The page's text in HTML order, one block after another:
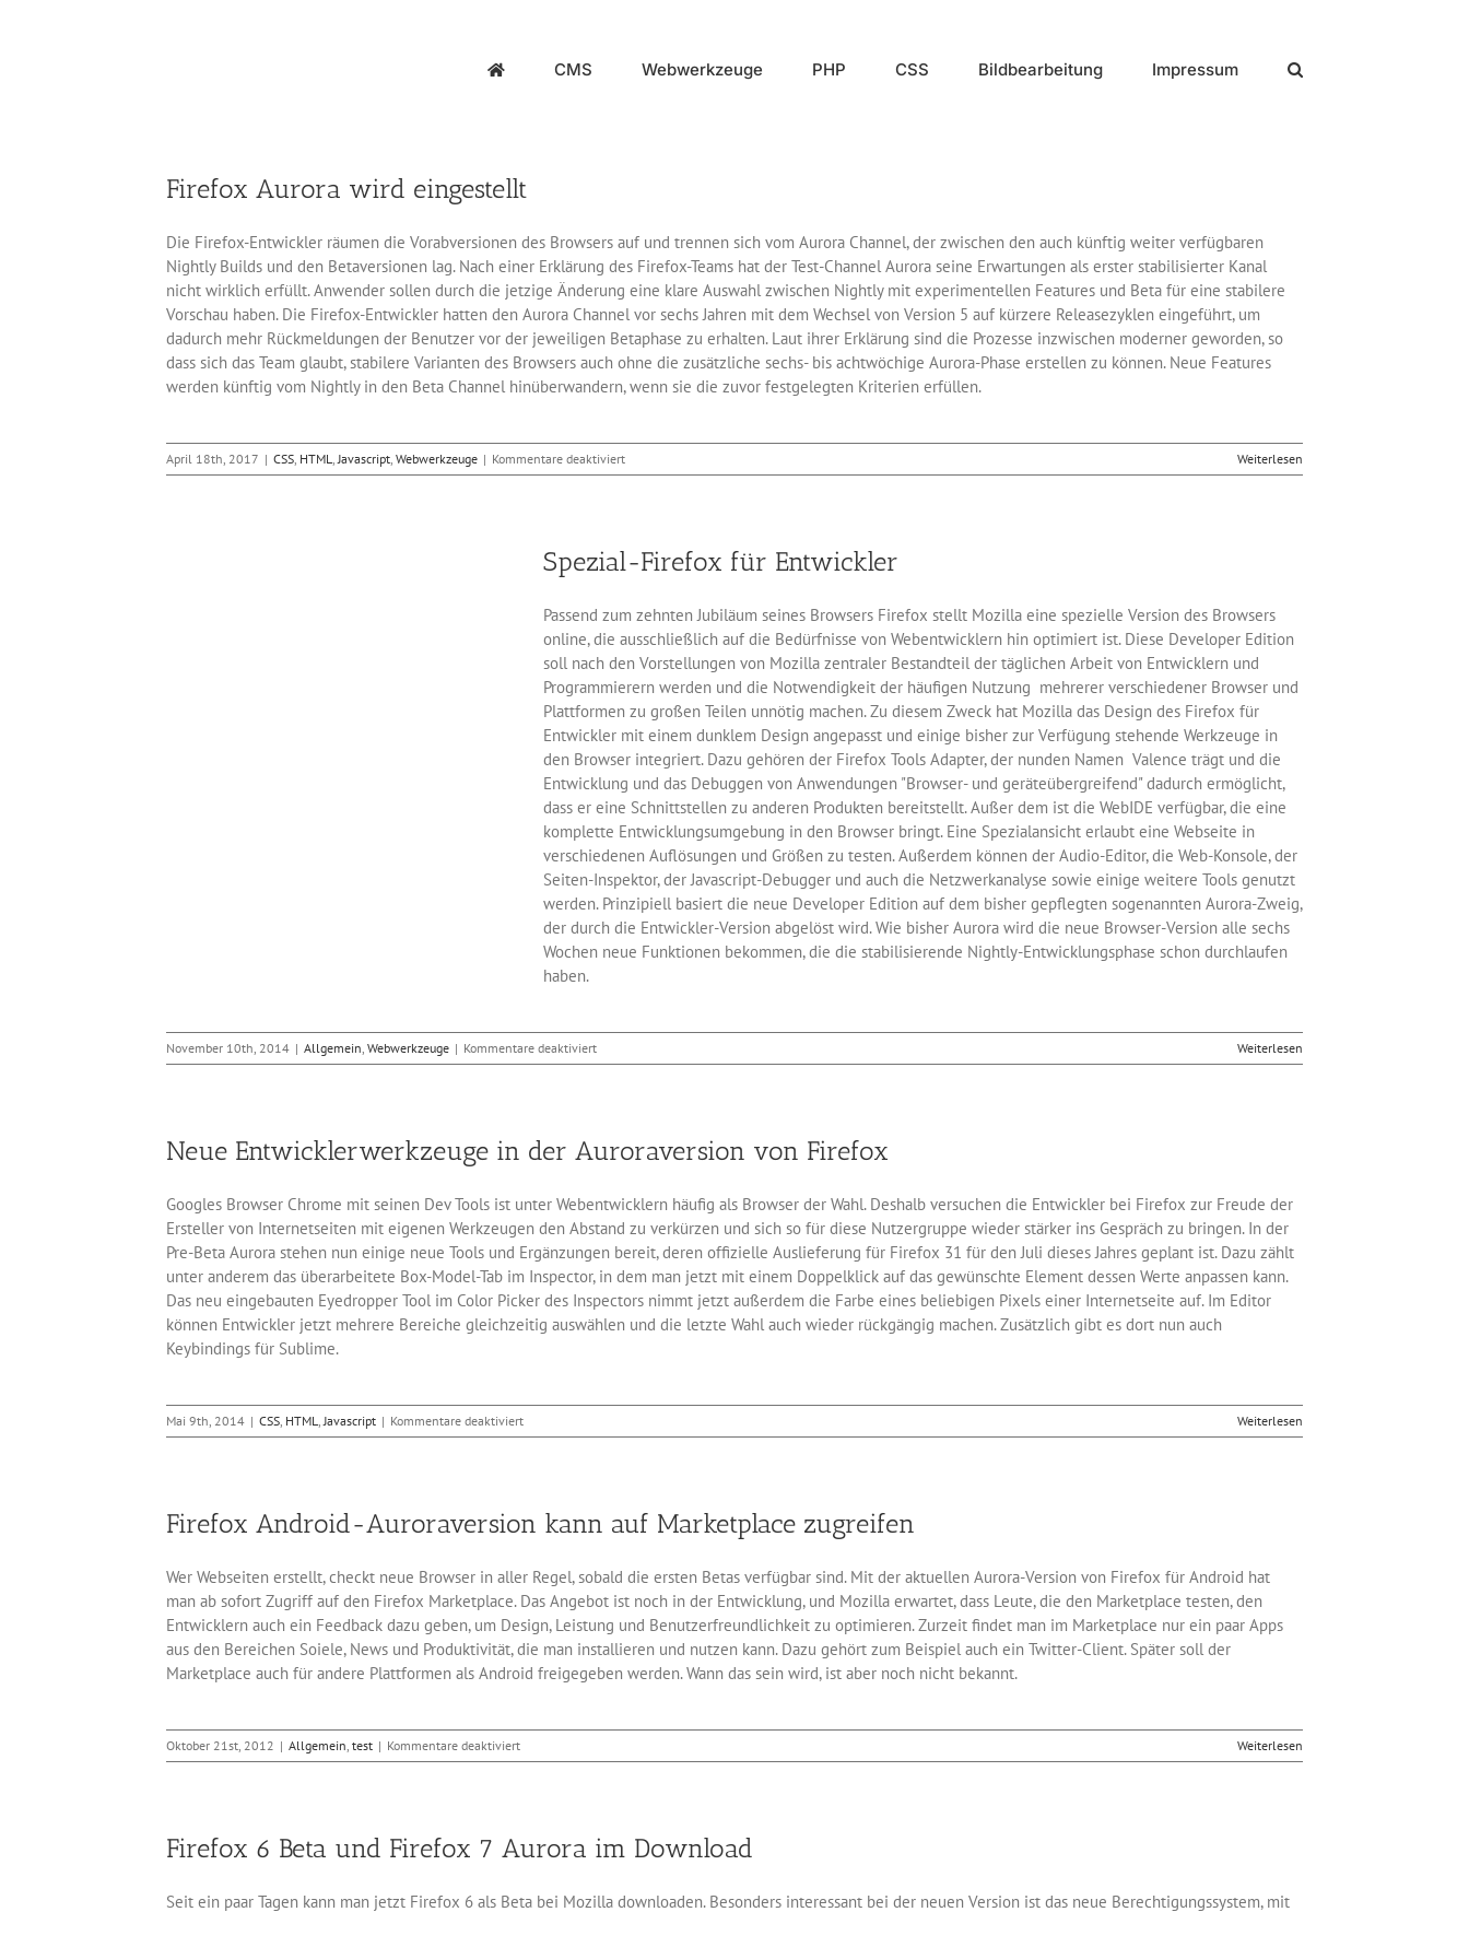
CMS Webwerkzeuge PHP CSS Bildbearbeitung Impressum
Firefox Aurora wird eingestellt
Die Firefox-Entwickler räumen die Vorabversionen des Browsers auf und trennen sich vom Aurora Channel, der zwischen den auch künftig weiter verfügbaren
Nightly Builds und den Betaversionen lag. Nach einer Erklärung des Firefox-Teams hat der Test-Channel Aurora seine Erwartungen als erster stabilisierter Kanal
nicht wirklich erfüllt. Anwender sollen durch die jetzige Änderung eine klare Auswahl zwischen Nightly mit experimentellen Features und Beta für eine stabilere
Vorschau haben. Die Firefox-Entwickler hatten den Aurora Channel vor sechs Jahren mit dem Wechsel von Version 5 auf kürzere Releasezyklen eingeführt, um
dadurch mehr Rückmeldungen der Benutzer vor der jeweiligen Betaphase zu erhalten. Laut ihrer Erklärung sind die Prozesse inzwischen moderner geworden, so
dass sich das Team glaubt, stabilere Varianten des Browsers auch ohne die zusätzliche sechs- bis achtwöchige Aurora-Phase erstellen zu können. Neue Features
werden künftig vom Nightly in den Beta Channel hinüberwandern, wenn sie die zuvor festgelegten Kriterien erfüllen.
April 18th, 2017 | CSS, HTML,Javascript, Webwerkzeuge | Kommentare deaktiviertfür
Firefox
Weiterlesen
Spezial-Firefox für Entwickler
Passend zum zehnten Jubiläum seines Browsers Firefox stellt Mozilla eine spezielle Version des Browsers
online, die ausschließlich auf die Bedürfnisse von Webentwicklern hin optimiert ist. Diese Developer Edition
soll nach den Vorstellungen von Mozilla zentraler Bestandteil der täglichen Arbeit von Entwicklern und
Programmierern werden und die Notwendigkeit der häufigen Nutzung mehrerer verschiedener Browser und
Plattformen zu großen Teilen unnötig machen. Zu diesem Zweck hat Mozilla das Design des Firefox für
Entwickler mit einem dunklem Design angepasst und einige bisher zur Verfügung stehende Werkzeuge in
den Browser integriert. Dazu gehören der Firefox Tools Adapter, der nunden Namen Valence trägt und die
Entwicklung und das Debuggen von Anwendungen "Browser- und geräteübergreifend" dadurch ermöglicht,
dass er eine Schnittstellen zu anderen Produkten bereitstellt. Außer dem ist die WebIDE verfügbar, die eine
komplette Entwicklungsumgebung in den Browser bringt. Eine Spezialansicht erlaubt eine Webseite in
verschiedenen Auflösungen und Größen zu testen. Außerdem können der Audio-Editor, die Web-Konsole, der
Seiten-Inspektor, der Javascript-Debugger und auch die Netzwerkanalyse sowie einige weitere Tools genutzt
werden. Prinzipiell basiert die neue Developer Edition auf dem bisher gepflegten sogenannten Aurora-Zweig,
der durch die Entwickler-Version abgelöst wird. Wie bisher Aurora wird die neue Browser-Version alle sechs
Wochen neue Funktionen bekommen, die die stabilisierende Nightly-Entwicklungsphase schon durchlaufen
haben.
November 10th, 2014 | Allgemein, Webwerkzeuge | Kommentare deaktiviertfür
Spezial-
Weiterlesen
Neue Entwicklerwerkzeuge in der Auroraversion von Firefox
Googles Browser Chrome mit seinen Dev Tools ist unter Webentwicklern häufig als Browser der Wahl. Deshalb versuchen die Entwickler bei Firefox zur Freude der
Ersteller von Internetseiten mit eigenen Werkzeugen den Abstand zu verkürzen und sich so für diese Nutzergruppe wieder stärker ins Gespräch zu bringen. In der
Pre-Beta Aurora stehen nun einige neue Tools und Ergänzungen bereit, deren offizielle Auslieferung für Firefox 31 für den Juli dieses Jahres geplant ist. Dazu zählt
unter anderem das überarbeitete Box-Model-Tab im Inspector, in dem man jetzt mit einem Doppelklick auf das gewünschte Element dessen Werte anpassen kann.
Das neu eingebauten Eyedropper Tool im Color Picker des Inspectors nimmt jetzt außerdem die Farbe eines beliebigen Pixels einer Internetseite auf. Im Editor
können Entwickler jetzt mehrere Bereiche gleichzeitig auswählen und die letzte Wahl auch wieder rückgängig machen. Zusätzlich gibt es dort nun auch
Keybindings für Sublime.
Mai 9th, 2014 | CSS, HTML,Javascript | Kommentare deaktiviertfür
Neue
Auroraversion
von
Weiterlesen
Firefox Android-Auroraversion kann auf Marketplace zugreifen
Wer Webseiten erstellt, checkt neue Browser in aller Regel, sobald die ersten Betas verfügbar sind. Mit der aktuellen Aurora-Version von Firefox für Android hat
man ab sofort Zugriff auf den Firefox Marketplace. Das Angebot ist noch in der Entwicklung, und Mozilla erwartet, dass Leute, die den Marketplace testen, den
Entwicklern auch ein Feedback dazu geben, um Design, Leistung und Benutzerfreundlichkeit zu optimieren. Zurzeit findet man im Marketplace nur ein paar Apps
aus den Bereichen Soiele, News und Produktivität, die man installieren und nutzen kann. Dazu gehört zum Beispiel auch ein Twitter-Client. Später soll der
Marketplace auch für andere Plattformen als Android freigegeben werden. Wann das sein wird, ist aber noch nicht bekannt.
Oktober 21st, 2012 | Allgemein, test | Kommentare deaktiviertfür
Firefox
auf
Marketplace
Weiterlesen
Firefox 6 Beta und Firefox 7 Aurora im Download
Seit ein paar Tagen kann man jetzt Firefox 6 als Beta bei Mozilla downloaden. Besonders interessant bei der neuen Version ist das neue Berechtigungssystem, mit